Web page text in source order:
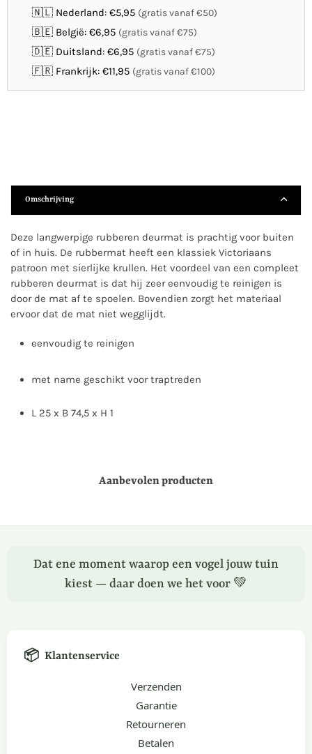
🇳🇱 Nederland: €5,95 (gratis vanaf €50)
🇧🇪 België: €6,95 (gratis vanaf €75)
🇩🇪 Duitsland: €6,95 (gratis vanaf €75)
🇫🇷 Frankrijk: €11,95 (gratis vanaf €100)
Omschrijving
Deze langwerpige rubberen deurmat is prachtig voor buiten
of in huis. De rubbermat heeft een klassiek Victoriaans
patroon met sierlijke krullen. Het voordeel van een compleet
rubberen deurmat is dat hij zeer eenvoudig te reinigen is
door de mat af te spoelen. Bovendien zorgt het materiaal
ervoor dat de mat niet wegglijdt.
eenvoudig te reinigen
met name geschikt voor traptreden
L 25 x B 74,5 x H 1
Aanbevolen producten
Dat ene moment waarop een vogel jouw tuin
kiest — daar doen we het voor 💚
📦 Klantenservice
Verzenden
Garantie
Retourneren
Betalen